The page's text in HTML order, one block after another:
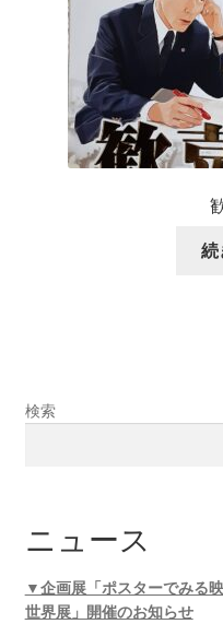
続
検索
ニュース
▼企画展「ポスターで
世界展」開催のお知らせ